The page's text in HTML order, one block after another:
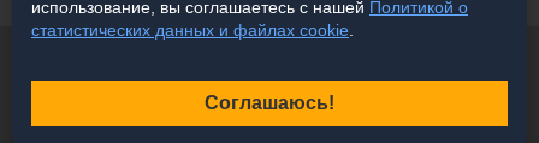
Продвижение сайта
использование, вы соглашаетесь с нашей Политикой о
статистических данных и файлах cookie
Соглашаюсь!